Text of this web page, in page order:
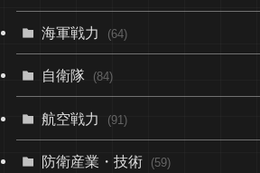
海軍戦力 (64)
自衛隊 (84)
航空戦力 (91)
防衛産業・技術 (59)